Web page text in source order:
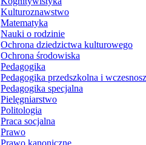
Kulturoznawstwo
Matematyka
Nauki o rodzinie
Ochrona dziedzictwa kulturowego
Ochrona środowiska
Pedagogika
Pedagogika przedszkolna i
Pedagogika specjalna
Pielęgniarstwo
Politologia
Praca socjalna
Prawo
Prawo kanoniczne